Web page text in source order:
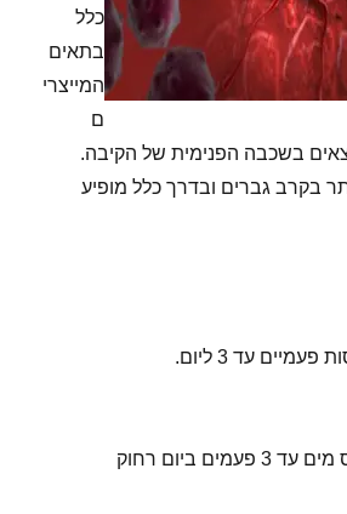
כלל
בתאים
המייצרי
ם
בשכבה הפנימית של הקיבה.
בקרב גברים ובדרך כלל מופיע
1-כף ב ¾ כוס מים עד 3 פעמים ביום רחוק